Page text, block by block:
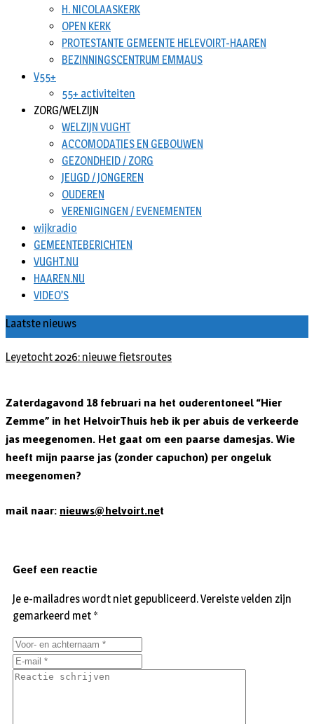
H. NICOLAASKERK
OPEN KERK
PROTESTANTE GEMEENTE HELEVOIRT-HAAREN
BEZINNINGSCENTRUM EMMAUS
V55+
55+ activiteiten
ZORG/WELZIJN
WELZIJN VUGHT
ACCOMODATIES EN GEBOUWEN
GEZONDHEID / ZORG
JEUGD / JONGEREN
OUDEREN
VERENIGINGEN / EVENEMENTEN
wijkradio
GEMEENTEBERICHTEN
VUGHT.NU
HAAREN.NU
VIDEO’S
Laatste nieuws
Leyetocht 2026: nieuwe fietsroutes
Zaterdagavond 18 februari na het ouderentoneel “Hier
Zemme” in het HelvoirThuis heb ik per abuis de verkeerde
jas meegenomen. Het gaat om een paarse damesjas. Wie
heeft mijn paarse jas (zonder capuchon) per ongeluk
meegenomen?
mail naar:nieuws@helvoirt.net
Geef een reactie
Je e-mailadres wordt niet gepubliceerd.Vereiste velden zijn
gemarkeerd met *